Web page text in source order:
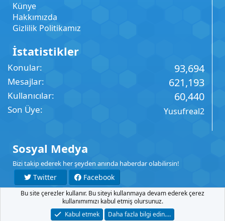
Künye
Hakkımızda
Gizlilik Politikamız
İstatistikler
Konular 93,694
Mesajlar 621,193
Kullanıcılar 60,440
Son Üye Yusufreal2
Sosyal Medya
Bizi takip ederek her şeyden anında haberdar olabilirsin!
Twitter
Facebook
YouTube
Instagram
Şartlar Gizlilik Yardım Anasayfa
R
Bu site çerezler kullanır. Bu siteyi kullanmaya devam ederek çerez
kullanımımızı kabul etmiş olursunuz.
Kabul etmek
Daha fazla bilgi edin.…